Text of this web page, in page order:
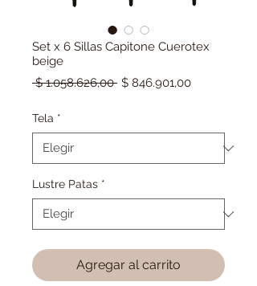
Set x 6 Sillas Capitone Cuerotex
beige
$ 1.058.626,00 Precio
$ 846.901,00Precio
Tela *
Lustre Patas *
Agregar al carrito